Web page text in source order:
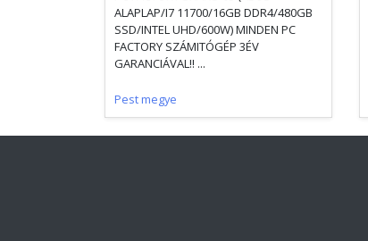
ALAPLAP/I7 11700/16GB DDR4/480GB
SSD/INTEL UHD/600W) MINDEN PC
FACTORY SZÁMITÓGÉP 3ÉV
GARANCIÁVAL!! ...
Pest megye